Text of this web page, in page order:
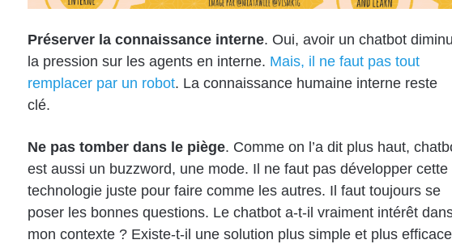
Préserver la connaissance interne. Oui, avoir un chatbot
la pression sur les agents en interne. Mais, il ne faut pas tout
remplacer par un robot. La connaissance humaine interne reste
clé.
Ne pas tomber dans le piège. Comme on l’a dit plus haut,
est aussi un buzzword, une mode. Il ne faut pas développer cette
technologie juste pour faire comme les autres. Il faut toujours se
poser les bonnes questions. Le chatbot a-t-il vraiment intérêt
mon contexte ? Existe-t-il une solution plus simple et plus efficace